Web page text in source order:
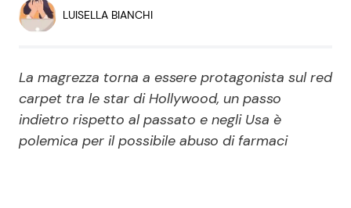
Politica
ShowBiz
News Cinema
Social News
News dal mondo
LUISELLA BIANCHI
La magrezza torna a essere protagonista sul red
carpet tra le star di Hollywood, un passo
indietro rispetto al passato e negli Usa è
polemica per il possibile abuso di farmaci